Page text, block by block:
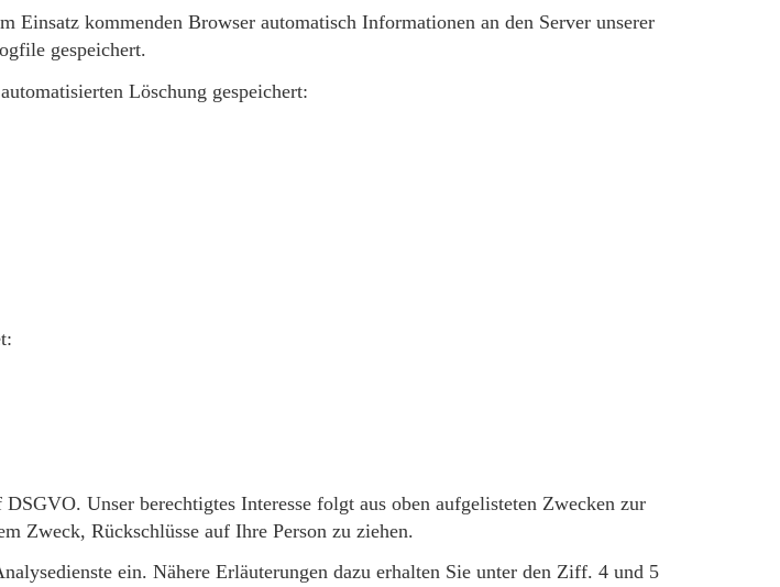
kommenden Browser automatisch Informationen an den Server unserer
gespeichert.
Löschung gespeichert:
Unser berechtigtes Interesse folgt aus oben aufgelisteten Zwecken zur
Zweck, Rückschlüsse auf Ihre Person zu ziehen.
ein. Nähere Erläuterungen dazu erhalten Sie unter den Ziff. 4 und 5